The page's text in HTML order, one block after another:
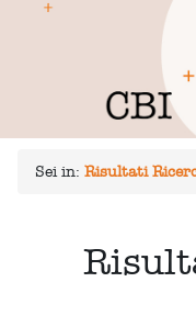
Sei in: Risultati